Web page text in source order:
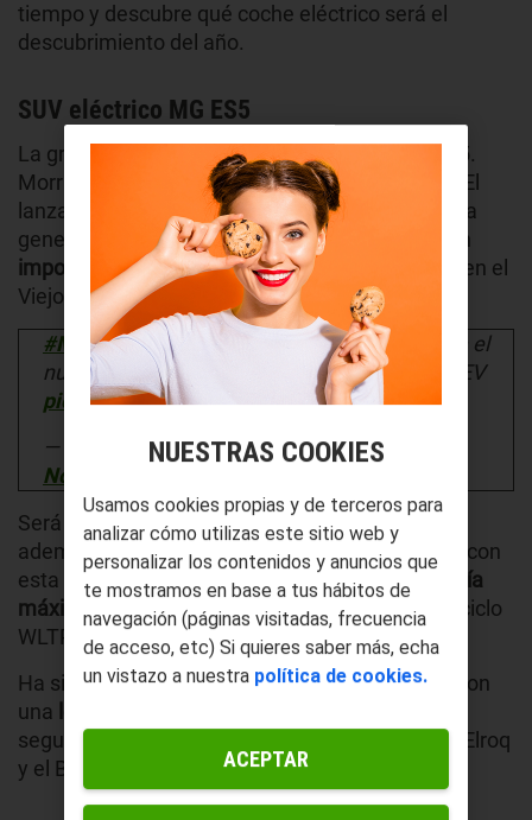
tiempo y descubre qué coche eléctrico será el
descubrimiento del año.
SUV eléctrico MG ES5
La gran novedad de MG para 2025 es el MG ES5.
Morris Garage va a dejar obsoleto el MG ZS EV. El
lanzamiento de su nuevo SUV eléctrico de última
generación será un todo camino que ocupará un
importantísimo papelen lacreciente gama MG
en el
Viejo Continente.
#MG ES5 2025: con un diseño moderno, llega el
nuevo SUV eléctrico que sustituirá al MG ZS EV
pic.twitter.com/rLBtw0EP09
— On Drive | Autos (@ondrive_uy)
November 30, 2024
Será laalternativa eléctrica alMG ZS Hybrid+
además del primer SUV eléctrico de MG creado con
esta arquitectura. También posee unaautonomía
máxima superior a los 500 kilómetrossegún el ciclo
WLTP.
Ha sido desarrollado sobre la plataforma MSP, con
una
seguramente rivalice, entre otros, con el Skoda Elroq
y el BYD Atto 3.
NUESTRAS COOKIES
Usamos cookies propias y de terceros para
analizar cómo utilizas este sitio web y
personalizar los contenidos y anuncios que
te mostramos en base a tus hábitos de
navegación (páginas visitadas, frecuencia
de acceso, etc) Si quieres saber más, echa
un vistazo a nuestra política de cookies.
ACEPTAR